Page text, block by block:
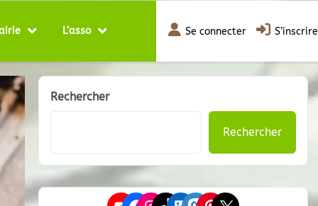
L’asso Se connecter S’inscrire
Rechercher
Rechercher